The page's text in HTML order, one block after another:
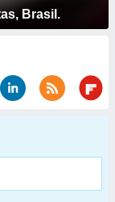
Brasil.